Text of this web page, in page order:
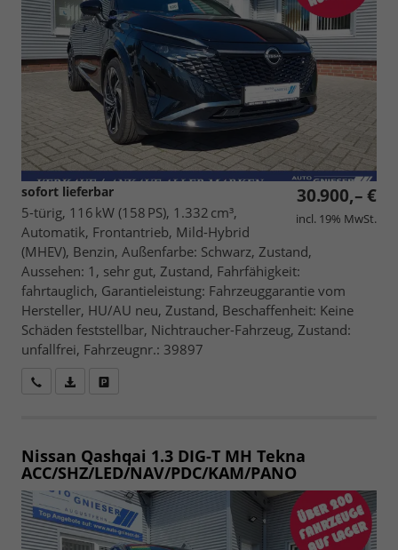
30.900,– €
incl. 19% MwSt.
sofort lieferbar
5-türig, 116 kW (158 PS), 1.332 cm³,
Automatik, Frontantrieb, Mild-Hybrid
(MHEV), Benzin, Außenfarbe: Schwarz, Zustand,
Aussehen: 1, sehr gut, Zustand, Fahrfähigkeit:
fahrtauglich, Garantieleistung: Fahrzeuggarantie vom
Hersteller, HU/AU neu, Zustand, Beschaffenheit: Keine
Schäden feststellbar, Nichtraucher-Fahrzeug, Zustand:
unfallfrei, Fahrzeugnr.: 39897
Wir rufen Sie anFahrzeugexposé (PDF)
Nissan Qashqai 1.3 DIG-T MH Tekna
ACC/SHZ/LED/NAV/PDC/KAM/PANO